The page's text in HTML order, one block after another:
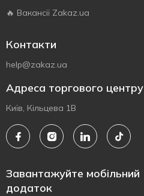
🔥 Вакансії Zakaz.ua
Контакти
help@zakaz.ua
Адреса торгового центру
Київ, Кільцева 1В
Завантажуйте мобільний
додаток